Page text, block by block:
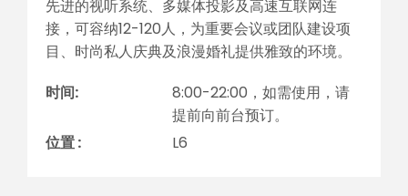
先进的视听系统、多媒体投影及高速互联网连
接，可容纳12-120人，为重要会议或团队建设项
目、时尚私人庆典及浪漫婚礼提供雅致的环境。
时间:
8:00-22:00，如需使用，请
提前向前台预订。
位置 :
L6